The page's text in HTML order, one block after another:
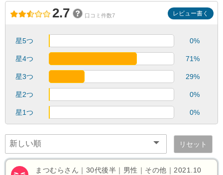
2.7 口コミ件数7 レビュー書く
星5つ 0%
星4つ 71%
星3つ 29%
星2つ 0%
星1つ 0%
リセット
まつむらさん｜30代後半｜男性｜その他｜2021.10